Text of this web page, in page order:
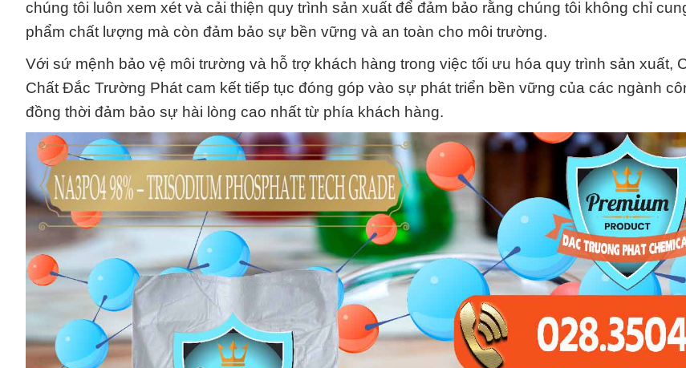
chúng tôi luôn xem xét và cải thiện quy trình sản xuất để đảm bảo rằng chúng tôi không chỉ
phẩm chất lượng mà còn đảm bảo sự bền vững và an toàn cho môi trường.
Với sứ mệnh bảo vệ môi trường và hỗ trợ khách hàng trong việc tối ưu hóa quy trình sản xuất,
Chất Đắc Trường Phát cam kết tiếp tục đóng góp vào sự phát triển bền vững của các ngành
đồng thời đảm bảo sự hài lòng cao nhất từ phía khách hàng.